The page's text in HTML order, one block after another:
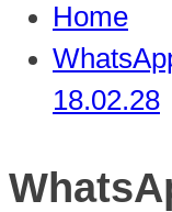
Home
18.02.28